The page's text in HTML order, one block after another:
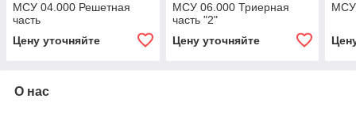
МСУ 04.000 Решетная
часть
Цену уточняйте
МСУ 06.000 Триерная
часть "2"
Цену уточняйте
МСУ
О нас